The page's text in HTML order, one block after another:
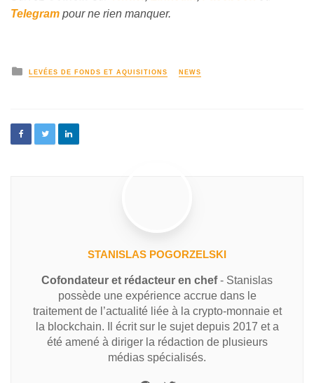
Telegram pour ne rien manquer.
LEVÉES DE FONDS ET AQUISITIONS NEWS
STANISLAS POGORZELSKI
Cofondateur et rédacteur en chef- Stanislas
possède une expérience accrue dans le
traitement de l’actualité liée à la crypto-monnaie et
la blockchain. Il écrit sur le sujet depuis 2017 et a
été amené à diriger la rédaction de plusieurs
médias spécialisés.